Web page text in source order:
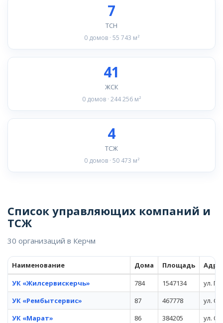
7
ТСН
0 домов · 55 743 м²
41
ЖСК
0 домов · 244 256 м²
4
ТСЖ
0 домов · 50 473 м²
Список управляющих компаний и
ТСЖ
30 организаций в Керчм
Наименование Дома Площадь
УК «Жилсервискерчь»
784 1547134
ул.
УК «Рембытсервис»
87 467778
ул.
УК «Марат»
86 384205
ул.